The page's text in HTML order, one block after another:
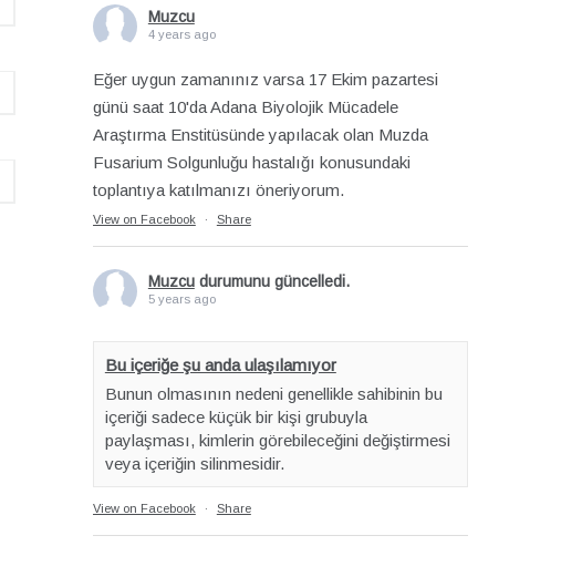
Muzcu
4 years ago
Eğer uygun zamanınız varsa 17 Ekim pazartesi
günü saat 10'da Adana Biyolojik Mücadele
Araştırma Enstitüsünde yapılacak olan Muzda
Fusarium Solgunluğu hastalığı konusundaki
toplantıya katılmanızı öneriyorum.
View on Facebook · Share
Muzcu durumunu güncelledi.
5 years ago
Bu içeriğe şu anda ulaşılamıyor
Bunun olmasının nedeni genellikle sahibinin bu
içeriği sadece küçük bir kişi grubuyla
paylaşması, kimlerin görebileceğini değiştirmesi
veya içeriğin silinmesidir.
View on Facebook · Share